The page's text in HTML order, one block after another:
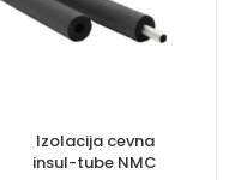
Izolacija cevna
insul-tube NMC